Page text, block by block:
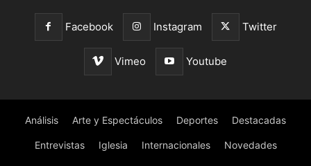
Facebook Instagram Twitter
Vimeo Youtube
Análisis Arte y Espectáculos Deportes Destacadas
Entrevistas Iglesia Internacionales Novedades